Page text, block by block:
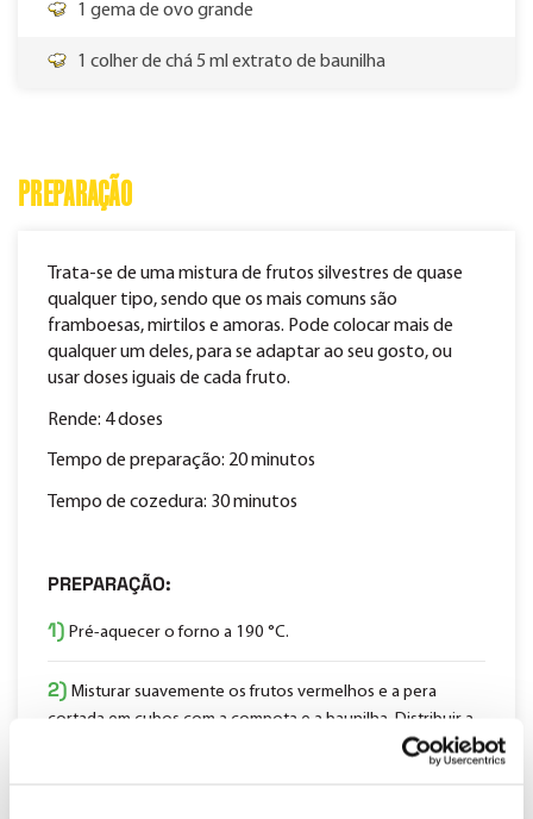
1 gema de ovo grande
1 colher de chá 5 ml extrato de baunilha
PREPARAÇÃO
Trata-se de uma mistura de frutos silvestres de quase
qualquer tipo, sendo que os mais comuns são
framboesas, mirtilos e amoras. Pode colocar mais de
qualquer um deles, para se adaptar ao seu gosto, ou
usar doses iguais de cada fruto.
Rende: 4 doses
Tempo de preparação: 20 minutos
Tempo de cozedura: 30 minutos
PREPARAÇÃO:
1) Pré-aquecer o forno a 190 °C.
2) Misturar suavemente os frutos vermelhos e a pera
cortada em cubos com a compota e a baunilha. Distribuir a
fruta por recipientes de ir ao forno com capacidade para